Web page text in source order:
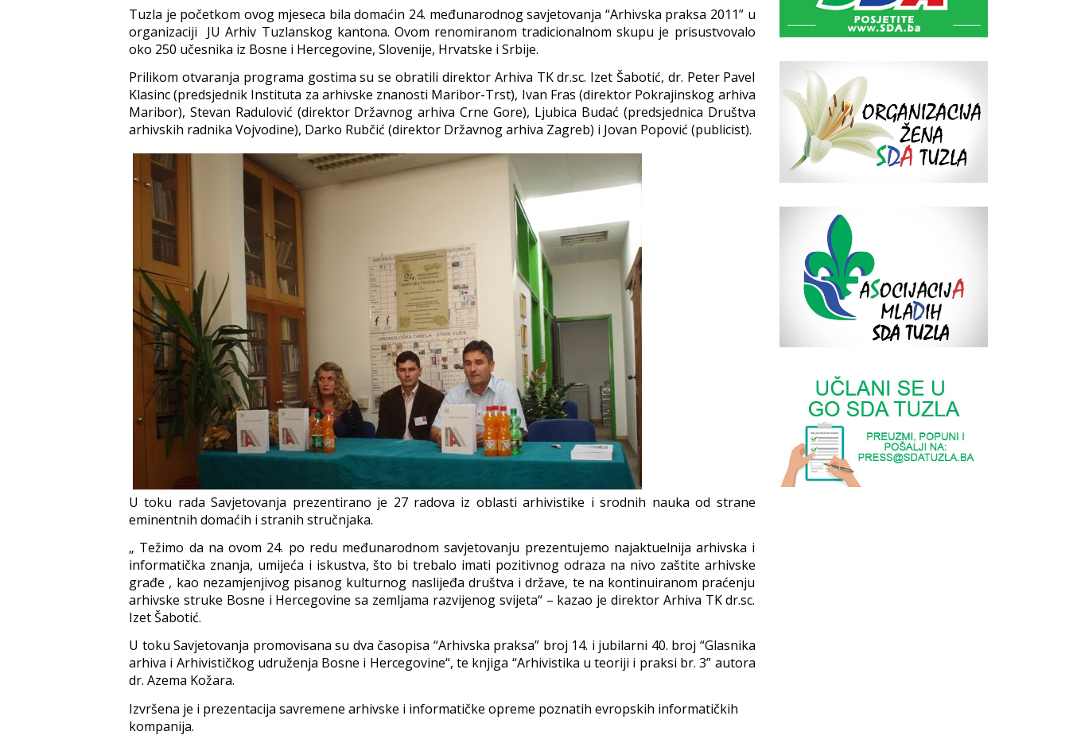
Tuzla je početkom ovog mjeseca bila domaćin 24. međunarodnog savjetovanja “Arhivska praksa 2011”u
organizaciji
JU Arhiv Tuzlanskog kantona. Ovom renomiranom tradicionalnom skupu je prisustvovalo
oko 250 učesnika iz Bosne i Hercegovine, Slovenije, Hrvatske i Srbije.
Prilikom otvaranja programa gostima su se obratili direktor Arhiva TK dr.sc. Izet Šabotić, dr. Peter Pavel
Klasinc (predsjednik Instituta za arhivske znanosti Maribor-Trst), Ivan Fras (direktor Pokrajinskog arhiva
Maribor), Stevan Radulović (direktor Državnog arhiva Crne Gore), Ljubica Budać (predsjednica Društva
arhivskih radnika Vojvodine), Darko Rubčić (direktor Državnog arhiva Zagreb) i Jovan Popović (publicist).
U toku rada Savjetovanja prezentirano je 27 radova iz oblasti arhivistike i srodnih nauka od strane
eminentnih domaćih i stranih stručnjaka.
„ Težimo da na ovom 24. po redu međunarodnom savjetovanju prezentujemo najaktuelnija arhivska i
informatička znanja, umijeća i iskustva, što bi trebalo imati pozitivnog odraza na nivo zaštite arhivske
građe , kao nezamjenjivog pisanog kulturnog naslijeđa društva i države, te na kontinuiranom praćenju
arhivske struke Bosne i Hercegovine sa zemljama razvijenog svijeta“ – kazao je direktor Arhiva TK dr.sc.
Izet Šabotić.
U toku Savjetovanja promovisana su dva časopisa “Arhivska praksa” broj 14. i jubilarni 40. broj “Glasnika
arhiva i Arhivističkog udruženja Bosne i Hercegovine“, te knjiga “Arhivistika u teoriji i praksi br. 3” autora
dr. Azema Kožara.
Izvršena je i prezentacija savremene arhivske i informatičke opreme poznatih evropskih informatičkih
kompanija.